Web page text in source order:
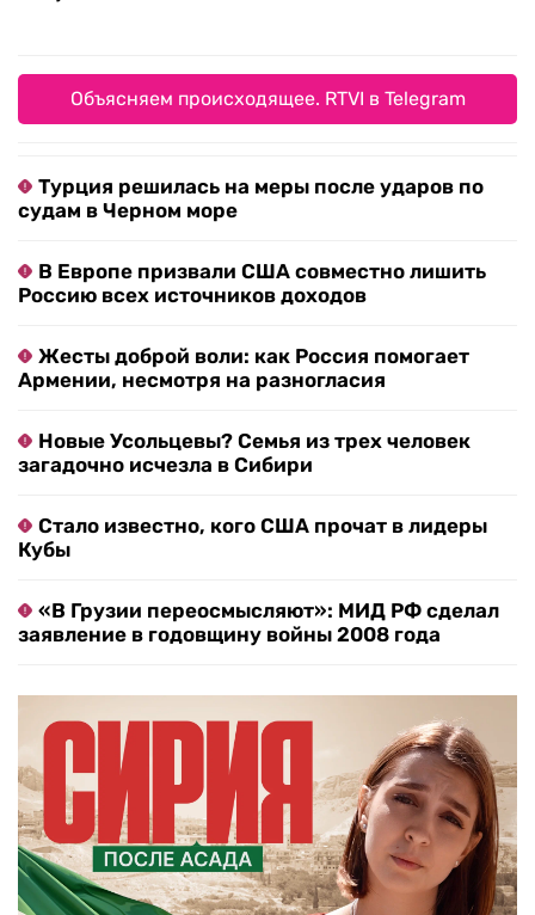
Объясняем происходящее. RTVI в Telegram
Турция решилась на меры после ударов по
судам в Черном море
В Европе призвали США совместно лишить
Россию всех источников доходов
Жесты доброй воли: как Россия помогает
Армении, несмотря на разногласия
Новые Усольцевы? Семья из трех человек
загадочно исчезла в Сибири
Стало известно, кого США прочат в лидеры
Кубы
«В Грузии переосмысляют»: МИД РФ сделал
заявление в годовщину войны 2008 года